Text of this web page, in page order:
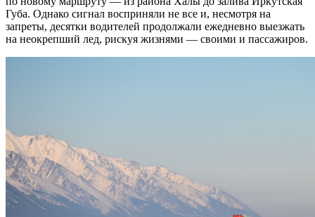
Губа. Однако сигнал восприняли не все и, несмотря на
запреты, десятки водителей продолжали ежедневно выезжать
на неокрепший лед, рискуя жизнями — своими и пассажиров.